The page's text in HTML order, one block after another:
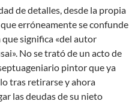
de detalles, desde la propia
erróneamente se confunde
significa «del autor
No se trató de un acto de
pintor que ya
tras retirarse y ahora
las deudas de su nieto